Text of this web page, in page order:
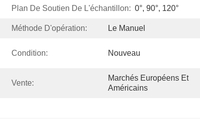
Plan De Soutien De L'échantillon: 0°, 90°, 120°
Méthode D'opération: Le Manuel
Condition: Nouveau
Vente:
Marchés Européens Et
Américains